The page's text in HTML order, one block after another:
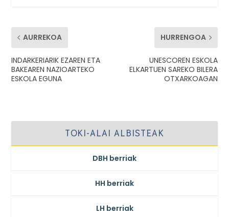
AURREKOA
INDARKERIARIK EZAREN ETA
BAKEAREN NAZIOARTEKO
ESKOLA EGUNA
HURRENGOA
UNESCOREN ESKOLA
ELKARTUEN SAREKO BILERA
OTXARKOAGAN
TOKI-ALAI ALBISTEAK
DBH berriak
HH berriak
LH berriak